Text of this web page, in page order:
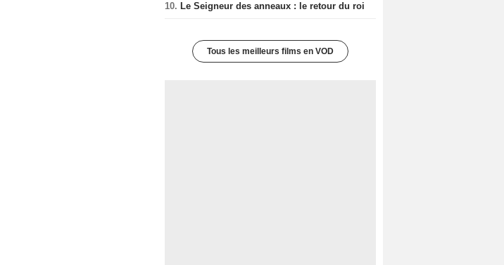
10. Le Seigneur des anneaux : le retour du roi
Tous les meilleurs films en VOD